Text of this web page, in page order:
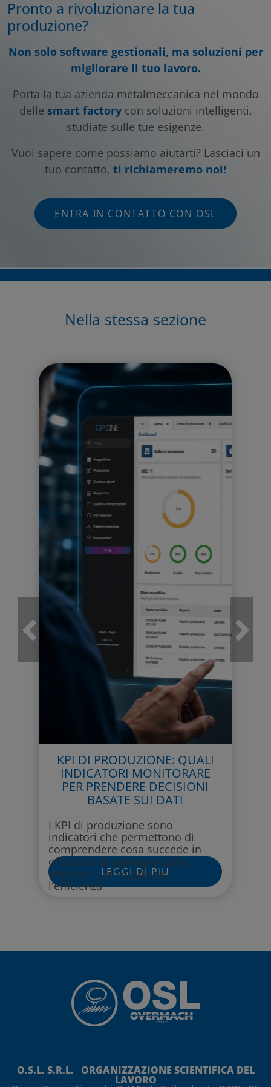
Pronto a rivoluzionare la tua
produzione?
Non solo software gestionali, ma soluzioni per
migliorare il tuo lavoro.
Porta la tua azienda metalmeccanica nel mondo
delle smart factorycon soluzioni intelligenti,
studiate sulle tue esigenze.
Vuoi sapere come possiamo aiutarti? Lasciaci un
tuo contatto, ti richiameremo noi!
ENTRA IN CONTATTO CON OSL
Nella stessa sezione
KPI DI PRODUZIONE: QUALI
INDICATORI MONITORARE
PER PRENDERE DECISIONI
BASATE SUI DATI
I KPI di produzione sono
indicatori che permettono di
comprendere cosa succede in
officina e di prendere delle
decisioni per migliorare
l'efficienza
LEGGI DI PIÙ
O.S.L. S.R.L. ORGANIZZAZIONE SCIENTIFICA DEL
LAVORO